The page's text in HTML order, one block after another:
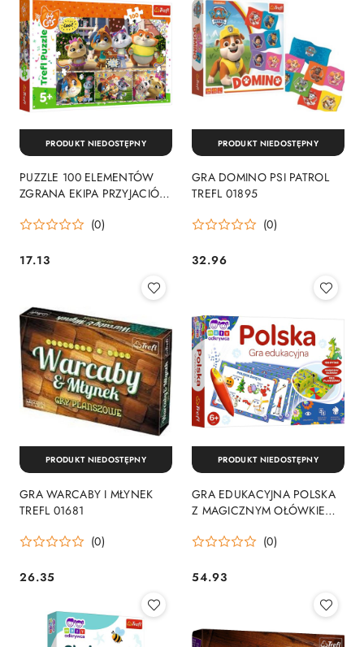
PUZZLE 100 ELEMENTÓW
ZGRANA EKIPA PRZYJACIÓŁ
(0)
Cena:
17.13
PRODUKT NIEDOSTĘPNY
GRA DOMINO PSI PATROL
TREFL 01895
(0)
Cena:
32.96
PRODUKT NIEDOSTĘPNY
GRA WARCABY I MŁYNEK
TREFL 01681
(0)
Cena:
26.35
PRODUKT NIEDOSTĘPNY
GRA EDUKACYJNA POLSKA
Z MAGICZNYM OŁÓWKIEM
(0)
Cena:
54.93
PRODUKT NIEDOSTĘPNY